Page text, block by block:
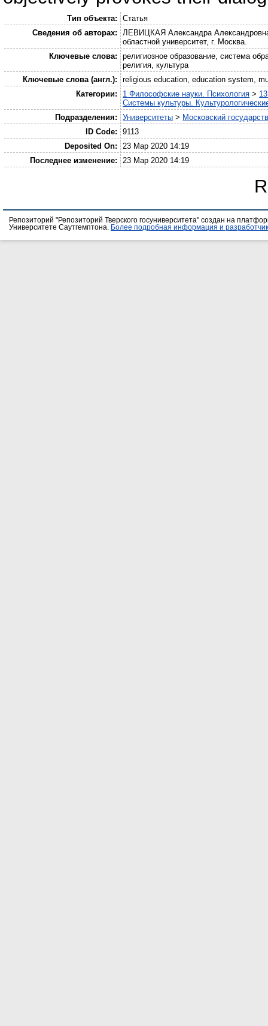
Тип объекта:
Статья
Сведения об авторах:
ЛЕВИЦКАЯ Александра
областной университет, г. Москва.
Ключевые слова:
религиозное образование, система
религия, культура
Ключевые слова (англ.):
religious education, education system,
Категории:
1 Философские науки. Психология >
Системы культуры.
Подразделения:
Университеты > Московский
ID Code:
9113
Deposited On:
23 Мар 2020 14:19
Последнее изменение:
23 Мар 2020 14:19
Репозиторий "Репозиторий Тверского госуниверситета" создан на
Университете Саутгемптона. Более подробная информация и